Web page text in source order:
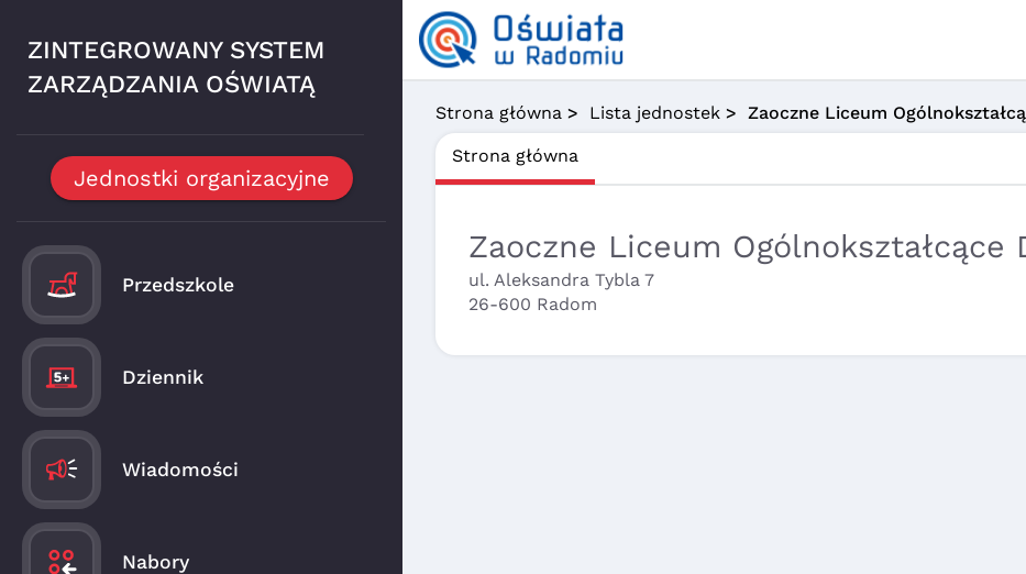
ZINTEGROWANY SYSTEM
ZARZĄDZANIA OŚWIATĄ
Jednostki organizacyjne
Przedszkole
Dziennik
Wiadomości
Nabory
Strona główna > Lista jednostek > Zaoczne Liceum
Strona główna
Zaoczne Liceum Ogólnokształcące
ul. Aleksandra Tybla 7
26-600 Radom